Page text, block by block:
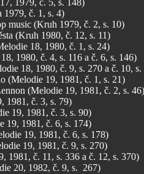
1979, č. 5, s. 148)
1979, č. 1, s. 4)
music (Kruh 1979, č. 2, s. 10)
(Kruh 1980, č. 12, s. 11)
18, 1980, č. 1, s. 24)
1980, č. 4, s. 116 a č. 6, s. 146)
18, 1980, č. 9, s. 270 a č. 10, s.
(Melodie 19, 1981, č. 1, s. 21)
(Melodie 19, 1981, č. 2, s. 46)
1981, č. 3, s. 79)
19, 1981, č. 3, s. 90)
19, 1981, č. 6, s. 174)
19, 1981, č. 6, s. 178)
19, 1981, č. 9, s. 270)
1981, č. 11, s. 336 a č. 12, s. 370)
20, 1982, č. 9, s. 267)